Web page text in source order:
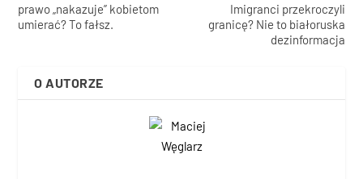
prawo „nakazuje” kobietom
umierać? To fałsz.
Imigranci przekroczyli
granicę? Nie to białoruska
dezinformacja
O AUTORZE